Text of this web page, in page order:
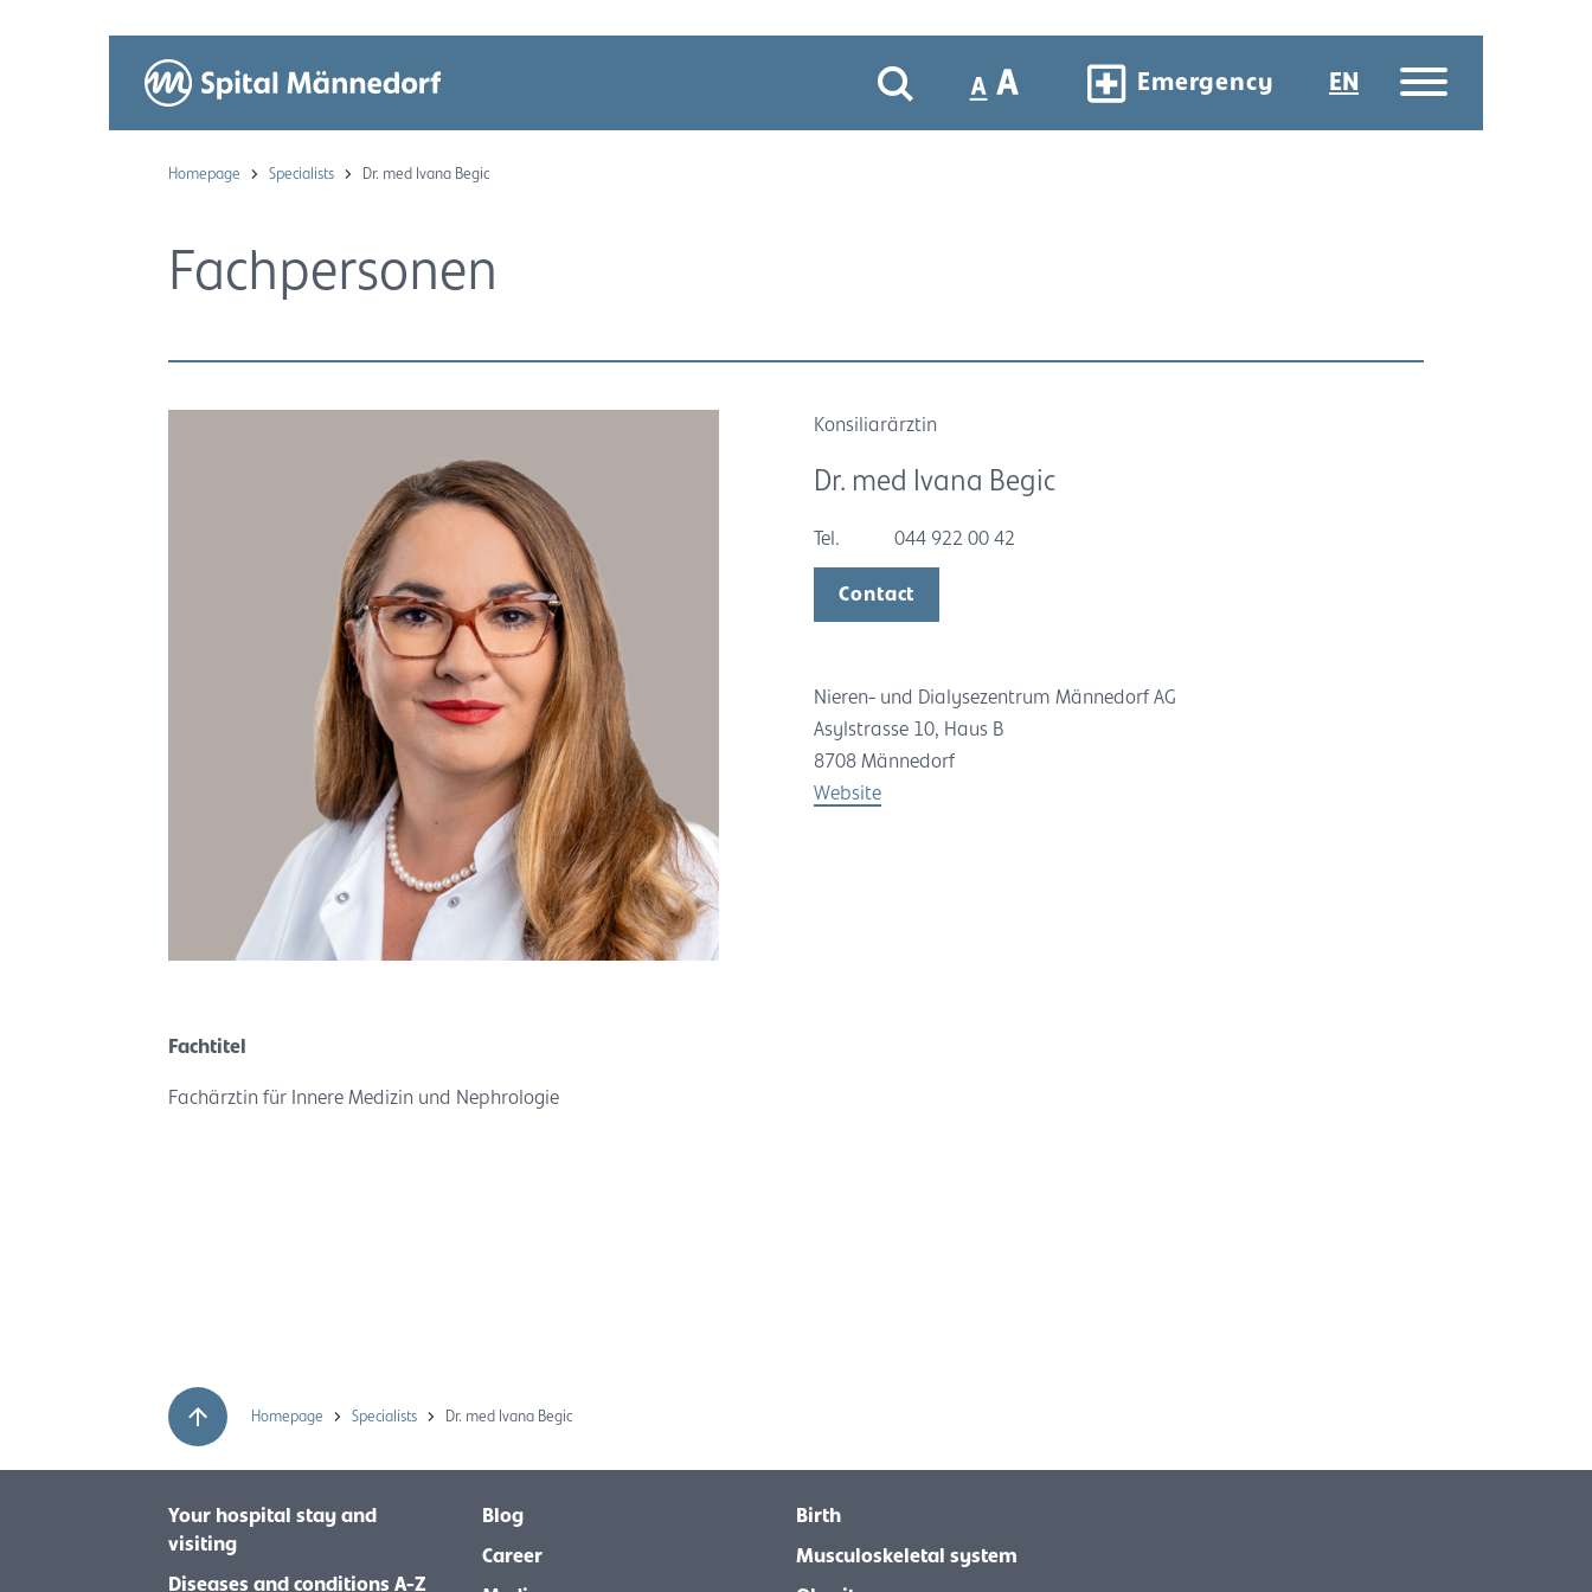
Emergency EN
Homepage Specialists Dr. med Ivana Begic
Fachpersonen
Konsiliarärztin
Dr. med Ivana Begic
Tel. 044 922 00 42
Contact
Nieren- und Dialysezentrum Männedorf AG
Asylstrasse 10, Haus B
8708 Männedorf
Website
Fachtitel
Fachärztin für Innere Medizin und Nephrologie
Homepage Specialists Dr. med Ivana Begic
Your hospital stay and
visiting
Diseases and conditions A-Z
Blog
Career
Birth
Musculoskeletal system